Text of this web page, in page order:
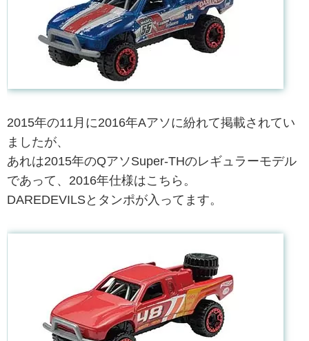
2015年の11月に2016年Aアソに紛れて掲載されてい
ましたが、
あれは2015年のQアソSuper-THのレギュラーモデル
であって、2016年仕様はこちら。
DAREDEVILSとタンポが入ってます。